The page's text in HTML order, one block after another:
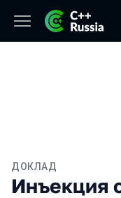
ДОКЛАД
Инъекция